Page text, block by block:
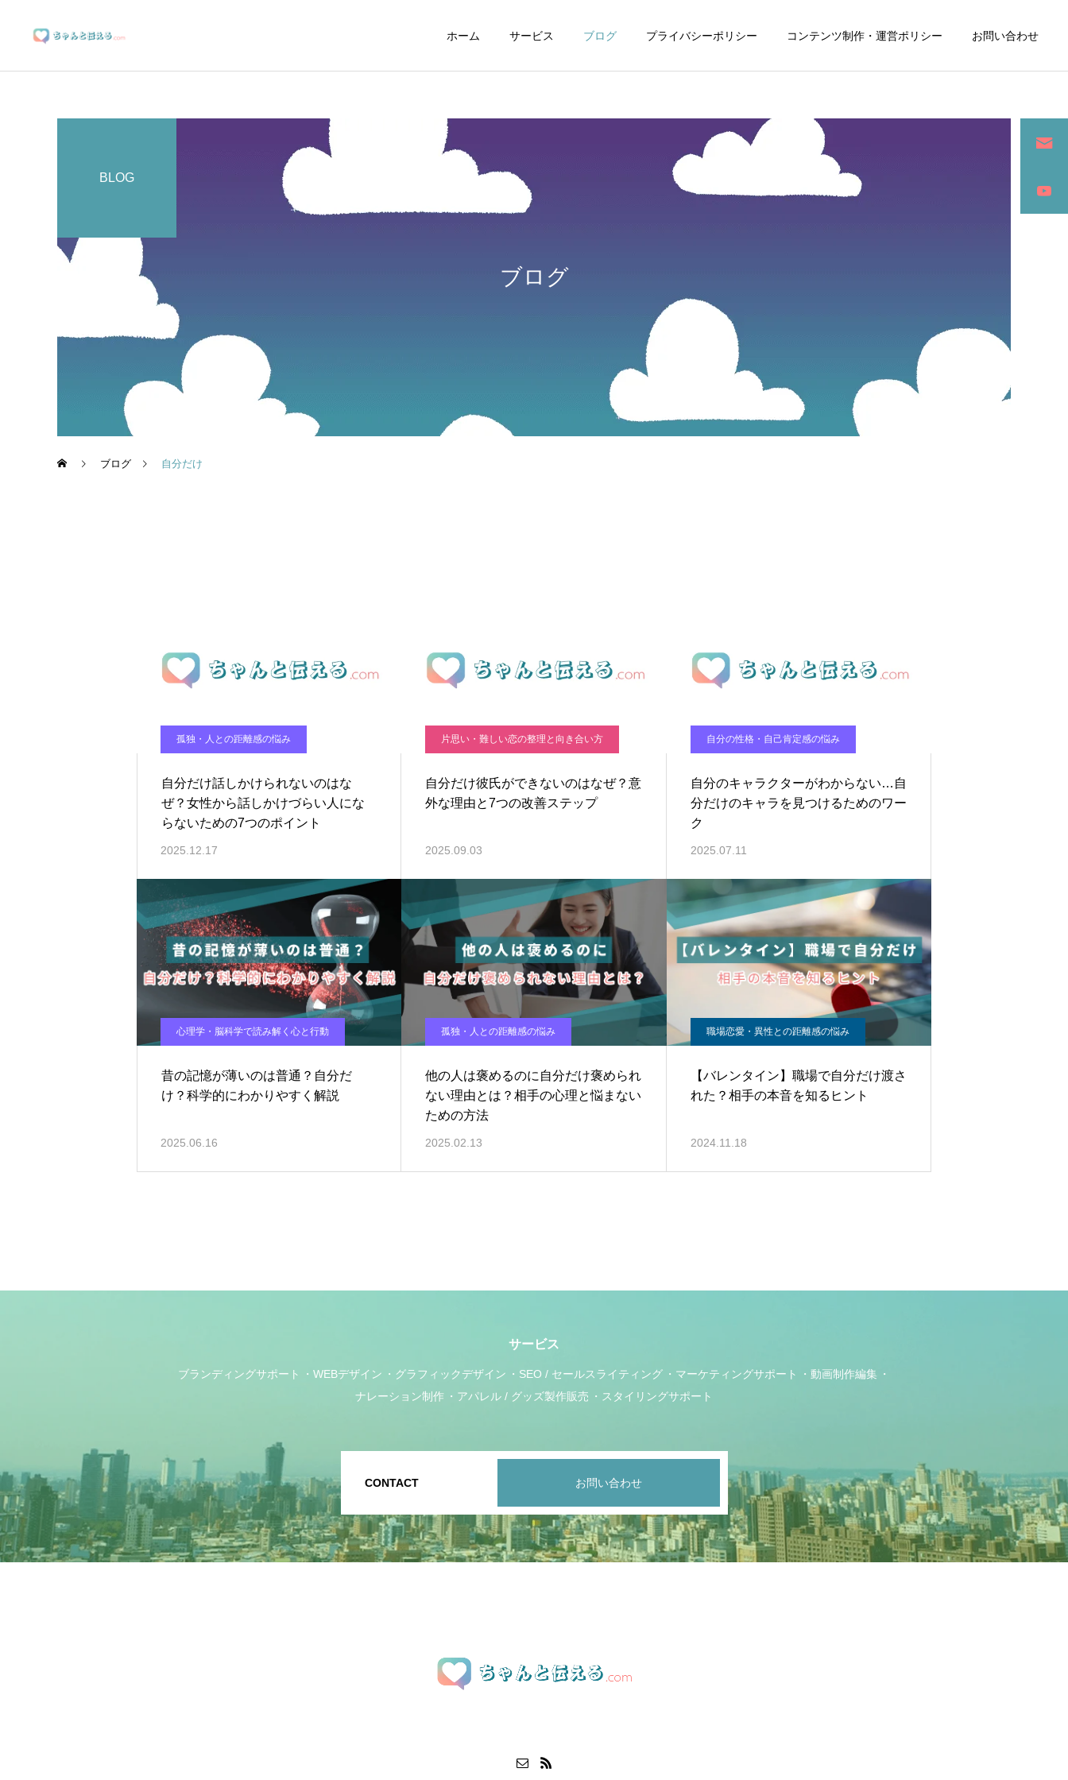
ホーム サービス ブログ プライバシーポリシー コンテンツ制作・運営ポリシー お問い合わせ
詳細を見る
ブランディングサポート グラフィックデザイン SEO / セールスライティング
ブログ
BLOG
ブログ 自分だけ
孤独・人との距離感の悩み
自分だけ話しかけられないのはな
ぜ？女性から話しかけづらい人にな
らないための7つのポイント
2025.12.17
片思い・難しい恋の整理と向き合い方
自分だけ彼氏ができないのはなぜ？意
外な理由と7つの改善ステップ
2025.09.03
自分の性格・自己肯定感の悩み
自分のキャラクターがわからない…自
分だけのキャラを見つけるためのワー
ク
2025.07.11
心理学・脳科学で読み解く心と行動
昔の記憶が薄いのは普通？自分だ
け？科学的にわかりやすく解説
2025.06.16
孤独・人との距離感の悩み
他の人は褒めるのに自分だけ褒められ
ない理由とは？相手の心理と悩まない
ための方法
2025.02.13
職場恋愛・異性との距離感の悩み
【バレンタイン】職場で自分だけ渡さ
れた？相手の本音を知るヒント
2024.11.18
サービス
ブランディングサポート WEBデザイン グラフィックデザイン SEO / セールスライティング マーケティングサポート
動画制作編集
ナレーション制作
アパレル / グッズ製作販売 スタイリングサポート
CONTACT お問い合わせ